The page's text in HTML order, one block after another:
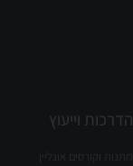
הדרכות וייעוץ
מתנות וקורסים אונליין